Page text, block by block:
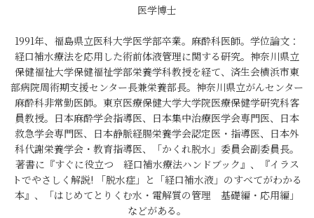
医学博士
1991年、福島県立医科大学医学部卒業。麻酔科医師。学位論文：
経口補水療法を応用した術前体液管理に関する研究。神奈川県立
保健福祉大学保健福祉学部栄養学科教授を経て、済生会横浜市東
部病院周術期支援センター長兼栄養部長。神奈川県立がんセンター
麻酔科非常勤医師。東京医療保健大学大学院医療保健学研究科客
員教授。日本麻酔学会指導医、日本集中治療医学会専門医、日本
救急学会専門医、日本静脈経腸栄養学会認定医・指導医、日本外
科代謝栄養学会・教育指導医、「かくれ脱水」委員会副委員長。
著書に『すぐに役立つ 経口補水療法ハンドブック』、『イラス
トでやさしく解説! 「脱水症」と「経口補水液」のすべてがわかる
本』、「はじめてとりくむ水・電解質の管理 基礎編・応用編」
などがある。